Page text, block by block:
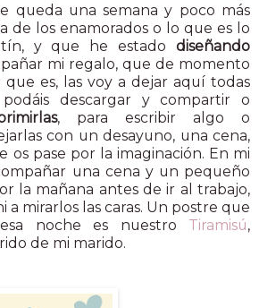
queda una semana y poco más
de los enamorados o lo que es lo
y que he estado diseñando
mi regalo, que de momento
es, las voy a dejar aquí todas
descargar y compartir o
, para escribir algo o
con un desayuno, una cena,
os pase por la imaginación. En mi
una cena y un pequeño
la mañana antes de ir al trabajo,
a mirarlos las caras. Un postre que
noche es nuestro Tiramisú,
de mi marido.